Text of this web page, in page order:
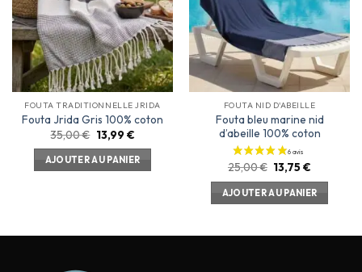
FOUTA TRADITIONNELLE JRIDA
Fouta Jrida Gris 100% coton
35,00€ 13,99 €
AJOUTER AU PANIER
FOUTA NID D'ABEILLE
Fouta bleu marine nid
d’abeille 100% coton
25,00€ 13,75€
AJOUTER AU PANIER